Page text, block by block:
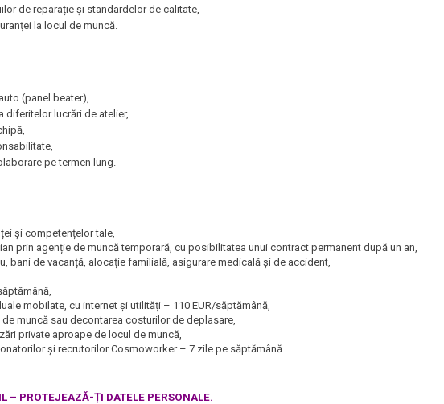
de reparație și standardelor de calitate,
la locul de muncă.
(panel beater),
diferitelor lucrări de atelier,
pe termen lung.
și competențelor tale,
prin agenție de muncă temporară, cu posibilitatea unui contract permanent după un an,
bani de vacanță, alocație familială, asigurare medicală și de accident,
mobilate, cu internet și utilități – 110 EUR/săptămână,
muncă sau decontarea costurilor de deplasare,
private aproape de locul de muncă,
și recrutorilor Cosmoworker – 7 zile pe săptămână.
– PROTEJEAZĂ-ȚI DATELE PERSONALE.